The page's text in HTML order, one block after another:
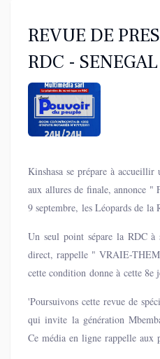
REVUE DE
RDC - SENEGAL
Kinshasa se prépare à
aux allures de finale, annonce
9 septembre, les Léopards de la
pourrait sceller le destin du
Coupe du monde 2026.
Un seul point sépare la RDC à
direct, rappelle " VRAIE-
cette condition donne à cette 8e
nombreux analystes sportifs,
cette campagne, dans la zone
'Poursuivons cette revue de
qui invite la génération
Ce média en ligne rappelle aux